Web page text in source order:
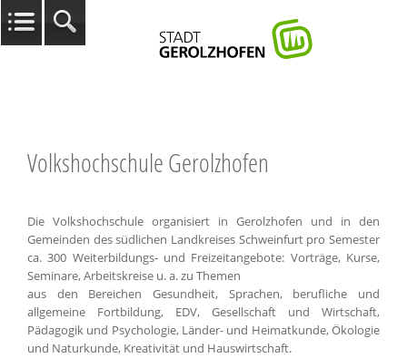
Volkshochschule Gerolzhofen
Die Volkshochschule organisiert in Gerolzhofen und in den
Gemeinden des südlichen Landkreises Schweinfurt pro Semester
ca. 300 Weiterbildungs- und Freizeitangebote: Vorträge, Kurse,
Seminare, Arbeitskreise u. a. zu Themen
aus den Bereichen Gesundheit, Sprachen, berufliche und
allgemeine Fortbildung, EDV, Gesellschaft und Wirtschaft,
Pädagogik und Psychologie, Länder- und Heimatkunde, Ökologie
und Naturkunde, Kreativität und Hauswirtschaft.